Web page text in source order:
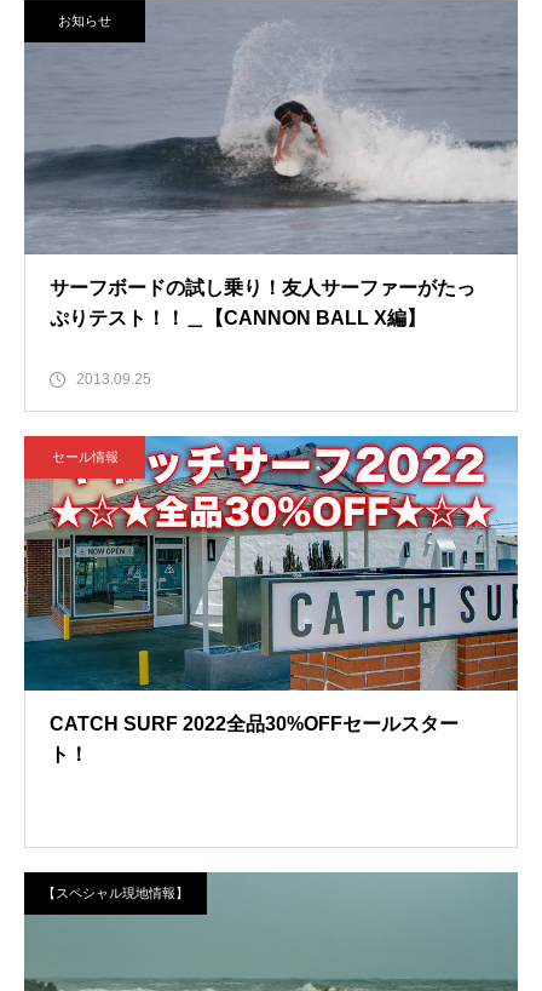
お知らせ
サーフボードの試し乗り！友人サーファーがたっ
ぷりテスト！！＿【CANNON BALL X編】
2013.09.25
セール情報
CATCH SURF 2022全品30%OFFセールスター
ト！
【スペシャル現地情報】